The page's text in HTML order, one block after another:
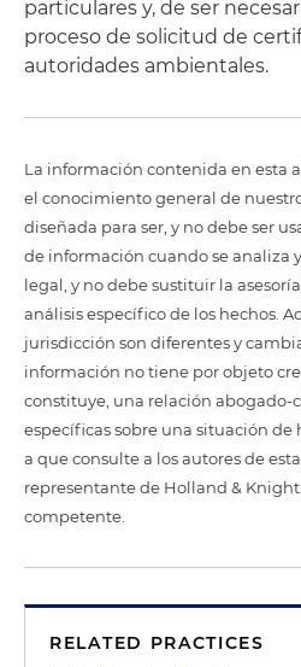
particulares y, de ser
proceso de solicitud de
autoridades ambientales.
La información contenida en esta
el conocimiento general de
diseñada para ser, y no debe ser
de información cuando se analiza
legal, y no debe sustituir la
análisis específico de los hechos.
jurisdicción son diferentes y
información no tiene por objeto
constituye, una relación abogado-
específicas sobre una situación de
a que consulte a los autores de
representante de Holland & Knight
competente.
RELATED PRACTICES